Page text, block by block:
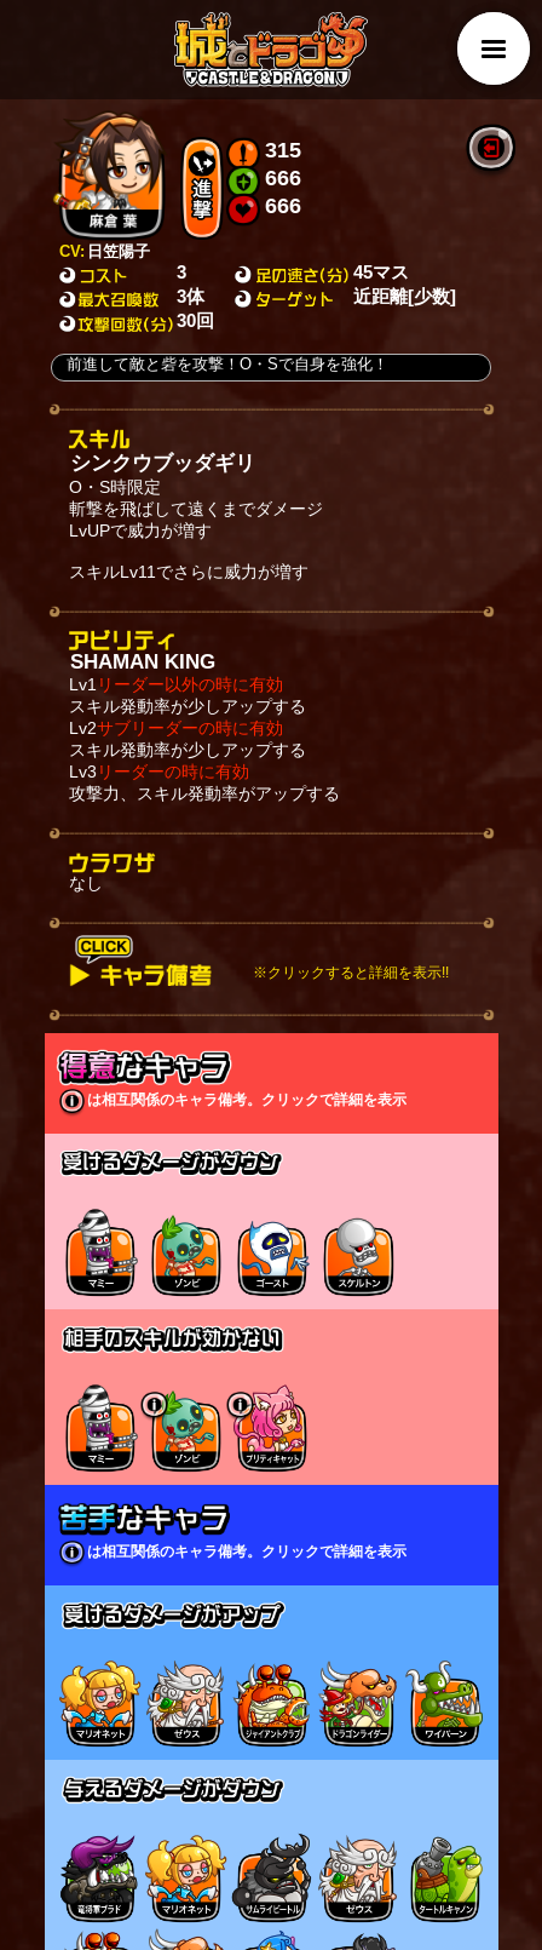
CV: 日笠陽子
315
666
666
3
3体
30回
45マス
近距離[少数]
前進して敵と砦を攻撃！O・Sで自身を強化！
シンクウブッダギリ
O・S時限定
斬撃を飛ばして遠くまでダメージ
LvUPで威力が増す
スキルLv11でさらに威力が増す
SHAMAN KING
Lv1 リーダー以外の時に有効
スキル発動率が少しアップする
Lv2サブリーダーの時に有効
スキル発動率が少しアップする
Lv3リーダーの時に有効
攻撃力、スキル発動率がアップする
なし
※クリックすると詳細を表示!!
「O・S」状態で召喚する。
「O・S」状態は本体とは別に専用のHPを持つ。
「O・S」状態で攻撃を受けても「麻倉 葉」自身の
HPは減らず、
「O・S」専用のHPが減少する。
「O・S」専用のHPが0になると「O・S」状態ではな
くなり「通常」状態となる。
「通常」状態で攻撃を受けると、「麻倉 葉」自身の
HPが減少する。
※「O・S」状態で状態異常を受けた場合、
「通常」状態に変化する時に状態異常が解除され
る
表記されているステータスは「O・S」状態ではない
※「O・S」状態では表記されているステータスに比
べ以下が変化している
└攻撃回数/移動速度が早くなる
└攻撃力が上昇する
「通常」状態で倒されずに一定時間が経過すると、
再度「O・S」状態になる。
「通常」時の残りHPが少ないと、「O・S」専用の
ただし、「通常」時の残りHPが一定割合以下の場
※状態異常等で自身が動けない場合、一定時間が経
過しても「O・S」状態にならない
スキルは「O・S」時にのみ発動する。
スキルが発動すると斬撃を飛ばして範囲内にいる地
空の敵にダメージを与える。
は相互関係のキャラ備考。クリックで詳細を表示
は相互関係のキャラ備考。クリックで詳細を表示